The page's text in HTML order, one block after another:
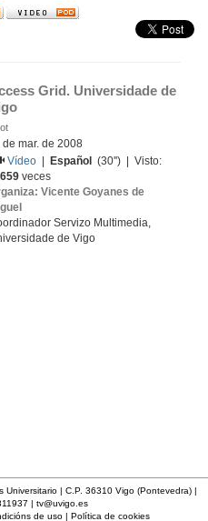
Grid. Universidade de
de mar. de 2008
Vídeo
Español
(30'') | Visto:
veces
Vicente Goyanes de
Servizo Multimedia,
de Vigo
Universitario | C.P. 36310 Vigo (Pontevedra) |
| tv@uvigo.es
de uso| Política de cookies